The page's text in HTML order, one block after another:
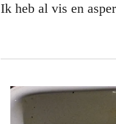
Ik heb al vis en